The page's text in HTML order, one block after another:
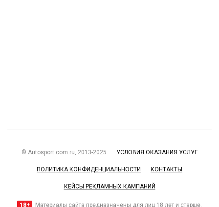
© Autosport.com.ru, 2013-2025 УСЛОВИЯ ОКАЗАНИЯ УСЛУГ
ПОЛИТИКА КОНФИДЕНЦИАЛЬНОСТИ КОНТАКТЫ
КЕЙСЫ РЕКЛАМНЫХ КАМПАНИЙ
18+ Материалы сайта предназначены для лиц 18 лет и старше.